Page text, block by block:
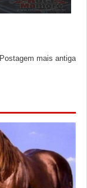
Postagem mais antiga